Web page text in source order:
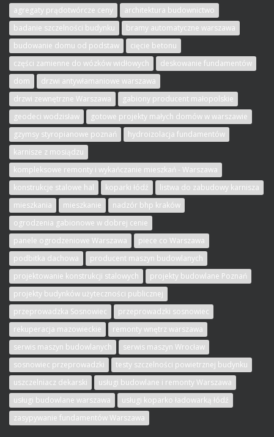
agregaty prądotwórcze ceny
architektura budownictwo
badanie szczelności budynku
bramy automatyczne warszawa
budowanie domu od podstaw
cięcie betonu
części zamienne do wózków widłowych
deskowanie fundamentów
dom
drzwi antywłamaniowe warszawa
drzwi zewnętrzne Warszawa
gabiony producent małopolskie
geodeci wodzisław
gotowe projekty małych domów w warszawie
gzymsy styropianowe poznań
hydroizolacja fundamentów
karnisze z mosiądzu
kompleksowe remonty i wykańczanie mieszkań - Warszawa
konstrukcje stalowe hal
koparki łódź
listwa do zabudowy karnisza
mieszkania
mieszkanie
nadzór bhp kraków
ogrodzenia gabionowe w dobrej cenie
panele ogrodzeniowe Warszawa
piece co Warszawa
podbitka dachowa
producent maszyn budowlanych
projektowanie konstrukcji stalowych
projekty budowlane Poznań
projekty budynków użyteczności publicznej
przeprowadzka Sosnowiec
przeprowadzki sosnowiec
rekuperacja mazowieckie
remonty wnętrz warszawa
serwis maszyn budowlanych
serwis maszyn Wrocław
sosnowiec przeprowadzki
testy szczelności powietrznej budynku
uszczelniacz dekarski
usługi budowlane i remonty Warszawa
usługi budowlane warszawa
usługi koparko ładowarką łódź
zasypywanie fundamentów Warszawa